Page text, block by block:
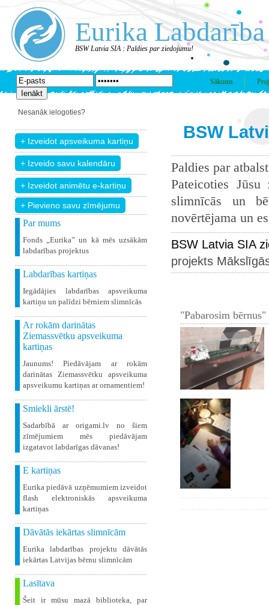
Eurika Labdarība
BSW Latvia SIA : Paldies par ziedojumu!
Sākums
Nesanāk ielogoties?
+ Pievieno savu zīmējumu
Par mums
Fonds „Eurika” un kā mēs uzsākām
labdarības projektus
Labdarības kartiņas
Iegādājies labdarības apsveikuma
kartiņu un palīdzi bērniem slimnīcās
Ar rokām darinātas
Ziemassvētku apsveikuma
kartiņas
Jaunums! Piedāvājam ar rokām
darinātas Ziemassvētku apsveikuma
apsveikumu kartiņas ar ornamentiem!
Smiekli ārstē!
Sadarbībā ar origami.lv no šiem
zīmējumiem mēs piedāvājam
izgatavot labdarīgas dāvanas!
E kartiņas
Eurika piedāvā uzņēmumiem izveidot
flash elektroniskās apsveikuma
kartiņas
Dāvātās iekārtas slimnīcām
Eurika labdarības projektu dāvātās
iekārtas Latvijas bērnu slimnīcām
Lasītava
Šeit ir mūsu mazā biblioteka, par
BSW
Paldies par
Pateicoties
slimnīcās un
novērtējama un
BSW Latvia SIA
projekts
"Pabarosim